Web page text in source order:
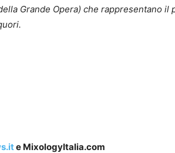
Grande Opera) che rappresentano il
e MixologyItalia.com